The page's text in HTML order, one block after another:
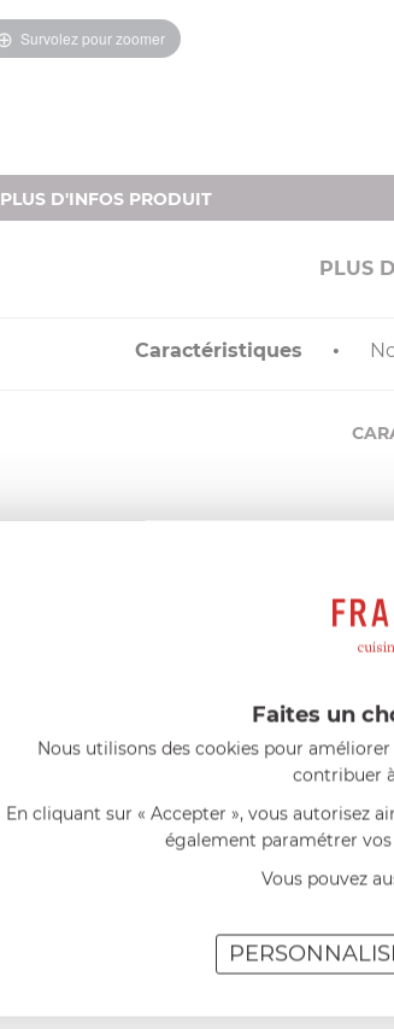
Survolez pour zoomer
PLUS D'INFOS PRODUIT
PLUS
Caractéristiques
Faites un
Nous utilisons des cookies pour
contribuer
En cliquant sur « Accepter », vous autorisez
également paramétrer
Vous pouvez